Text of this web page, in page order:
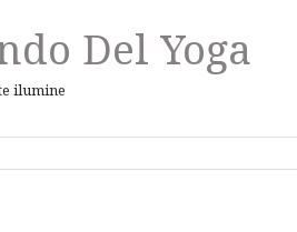
Del Yoga
ilumine